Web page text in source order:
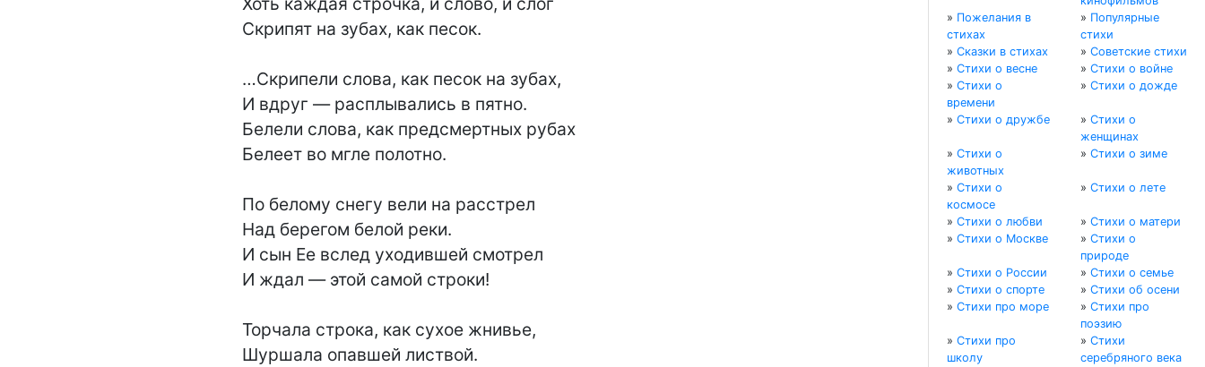
Скрипят на зубах, как песок.
…Скрипели слова, как песок на зубах,
И вдруг — расплывались в пятно.
Белели слова, как предсмертных рубах
Белеет во мгле полотно.
По белому снегу вели на расстрел
Над берегом белой реки.
И сын Ее вслед уходившей смотрел
И ждал — этой самой строки!
Торчала строка, как сухое жнивье,
Шуршала опавшей листвой.
» Пожелания в
стихах
» Популярные
стихи
» Сказки в стихах » Советские стихи
» Стихи о весне » Стихи о войне
» Стихи о
времени
» Стихи о дожде
» Стихи о дружбе » Стихи о
женщинах
» Стихи о
животных
» Стихи о зиме
» Стихи о
космосе
» Стихи о лете
» Стихи о любви » Стихи о матери
» Стихи о Москве » Стихи о
природе
» Стихи о России » Стихи о семье
» Стихи о спорте » Стихи об осени
» Стихи про море » Стихи про
поэзию
» Стихи про
школу
» Стихи
серебряного века